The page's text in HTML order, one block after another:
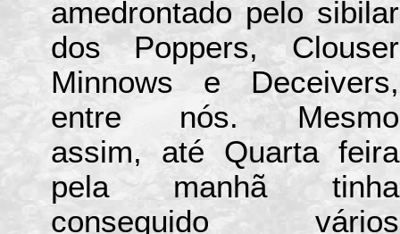
amedrontado pelo sibilar
dos Poppers, Clouser
Minnows e Deceivers,
entre nós. Mesmo
assim, até Quarta feira
pela manhã tinha
conseguido vários